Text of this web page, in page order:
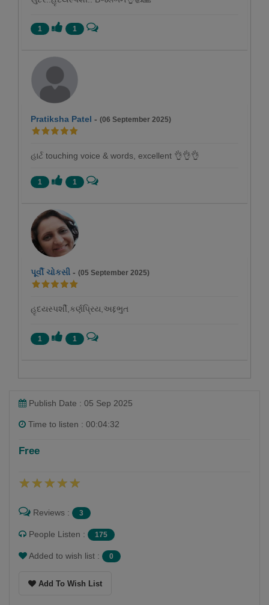
1 1
Pratiksha Patel - (06 September 2025)
હાર્ટ touching voice & words, excellent 👌👌👌
1 1
પૂર્વી ચોકસી - (05 September 2025)
હૃદયસ્પર્શી,કર્ણપ્રિય,અદ્દભુત
1 1
Publish Date : 05 Sep 2025
Time to listen : 00:04:32
Free
Reviews : 3
People Listen : 175
Added to wish list : 0
Add To Wish List